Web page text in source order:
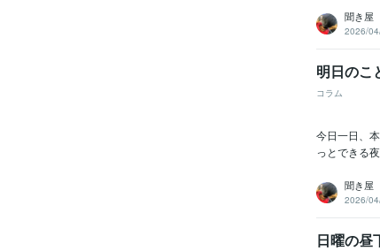
聞き屋
2026/
明日のこ
コラム
今日一日、
っとできる
聞き屋
2026/
日曜の昼